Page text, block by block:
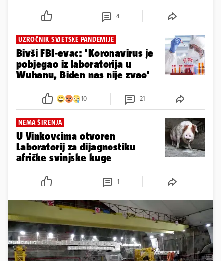
4
UZROČNIK SVJETSKE PANDEMIJE
Bivši FBI-evac: 'Koronavirus je
pobjegao iz laboratorija u
Wuhanu, Biden nas nije zvao'
10 21
NEMA ŠIRENJA
U Vinkovcima otvoren
Laboratorij za dijagnostiku
afričke svinjske kuge
1